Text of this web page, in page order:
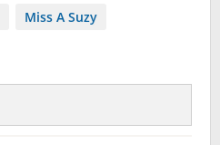
Miss A Suzy